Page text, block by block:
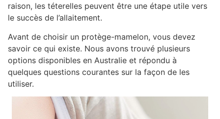
raison, les téterelles peuvent être une étape utile vers
le succès de l’allaitement.
Avant de choisir un protège-mamelon, vous devez
savoir ce qui existe. Nous avons trouvé plusieurs
options disponibles en Australie et répondu à
quelques questions courantes sur la façon de les
utiliser.